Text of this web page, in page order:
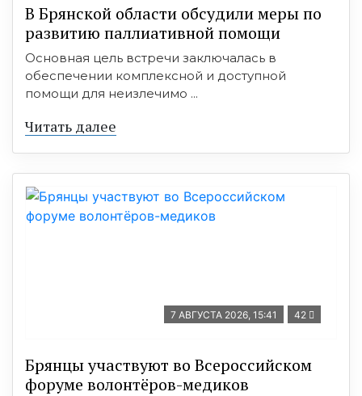
В Брянской области обсудили меры по
развитию паллиативной помощи
Основная цель встречи заключалась в
обеспечении комплексной и доступной
помощи для неизлечимо ...
Читать далее
7 АВГУСТА 2026, 15:41 42
Брянцы участвуют во Всероссийском
форуме волонтёров-медиков